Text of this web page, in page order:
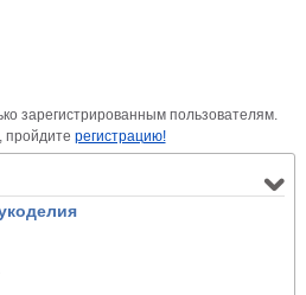
зарегистрированным пользователям.
пройдите регистрацию!